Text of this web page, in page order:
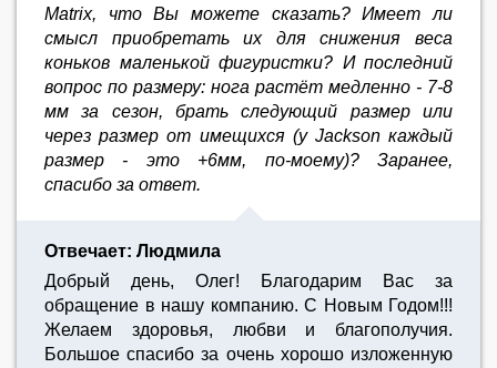
Matrix, что Вы можете сказать? Имеет ли
смысл приобретать их для снижения веса
коньков маленькой фигуристки? И последний
вопрос по размеру: нога растёт медленно - 7-8
мм за сезон, брать следующий размер или
через размер от имещихся (у Jackson каждый
размер - это +6мм, по-моему)? Заранее,
спасибо за ответ.
Отвечает: Людмила
Добрый день, Олег! Благодарим Вас за
обращение в нашу компанию. С Новым Годом!!!
Желаем здоровья, любви и благополучия.
Большое спасибо за очень хорошо изложенную